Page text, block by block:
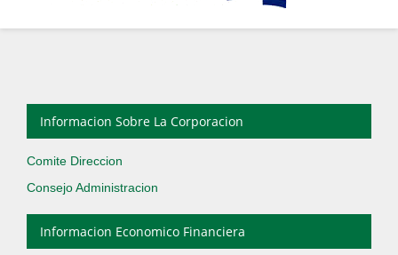
Informacion Sobre La Corporacion
Comite Direccion
Consejo Administracion
Informacion Economico Financiera